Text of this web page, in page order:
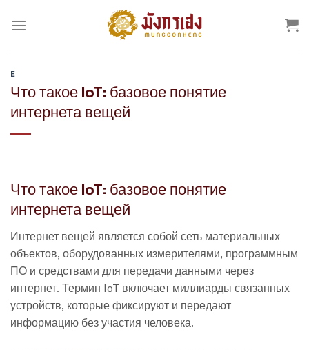
E
Что такое IoT: базовое понятие
интернета вещей
Что такое IoT: базовое понятие
интернета вещей
Интернет вещей является собой сеть материальных
объектов, оборудованных измерителями, программным
ПО и средствами для передачи данными через
интернет. Термин IoT включает миллиарды связанных
устройств, которые фиксируют и передают
информацию без участия человека.